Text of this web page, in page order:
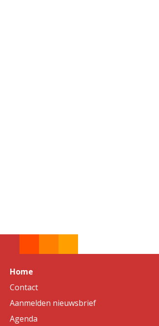
Home
Contact
Aanmelden nieuwsbrief
Agenda